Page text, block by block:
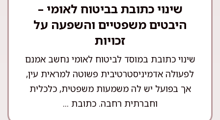
שינוי כתובת בביטוח לאומי –
היבטים משפטיים והשפעה על
זכויות
שינוי כתובת במוסד לביטוח לאומי נחשב אמנם
לפעולה אדמיניסטרטיבית פשוטה למראית עין,
אך בפועל יש לה משמעות משפטית, כלכלית
וחברתית רחבה. כתובת ...